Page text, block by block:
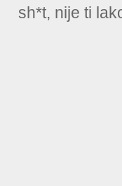
sh*t, nije ti